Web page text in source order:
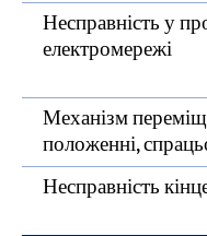
Несправність у
електромережі
Механізм
положенні,
Несправність